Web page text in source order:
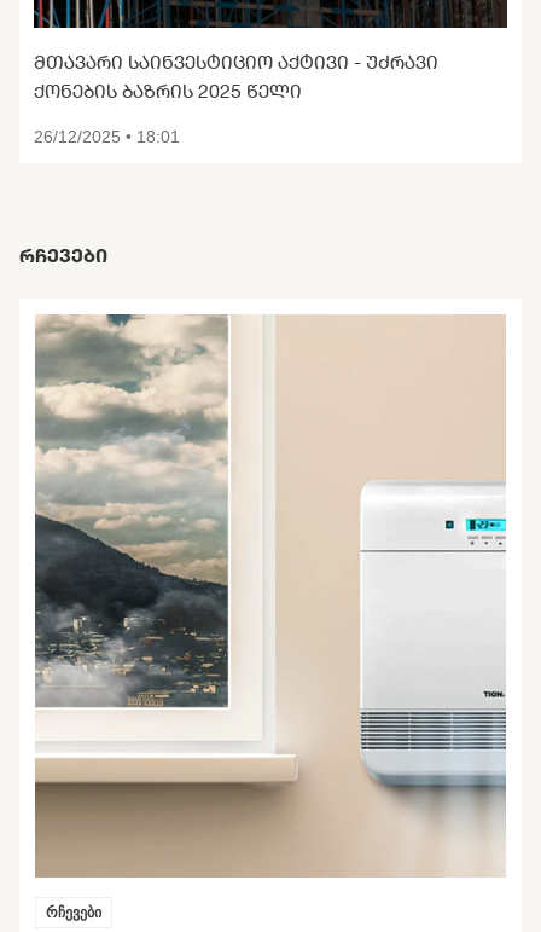
ᲛᲗᲐᲕᲐᲠᲘ ᲡᲐᲘᲜᲕᲔᲡᲢᲘᲪᲘᲝ ᲐᲥᲢᲘᲕᲘ - ᲣᲫᲠᲐᲕᲘ
ᲥᲝᲜᲔᲑᲘᲡ ᲑᲐᲖᲠᲘᲡ 2025 ᲬᲔᲚᲘ
26/12/2025 • 18:01
ᲠᲩᲔᲕᲔᲑᲘ
რჩევები